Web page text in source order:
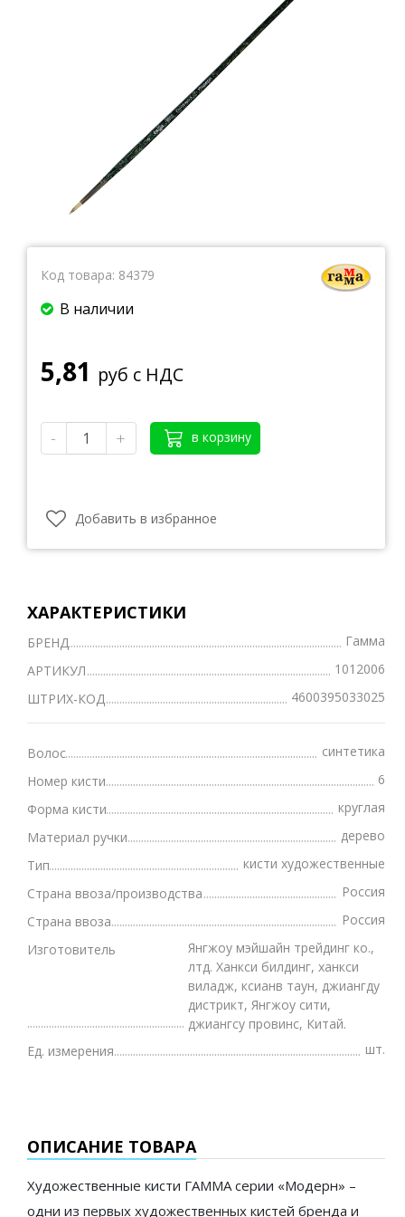
Ватманы, калька, бумага миллиметровая, форматки
Бумага для художественных и дизайнерских работ
Грамоты, дипломы, благодарности
Канцелярские книги, книги учета
Календари
Бумага писчая, газетная, копирка
Бумага в рулоне и стопе
Код товара: 84379
В наличии
5,81 руб с НДС
- + в корзину
Добавить в избранное
ХАРАКТЕРИСТИКИ
БРЕНД
Гамма
АРТИКУЛ
1012006
ШТРИХ-КОД
4600395033025
Волос
синтетика
Номер кисти
6
Форма кисти
круглая
Материал ручки
дерево
Тип
кисти художественные
Страна ввоза/производства
Россия
Страна ввоза
Россия
Изготовитель
Янгжоу мэйшайн трейдинг ко.,
лтд. Ханкси билдинг, ханкси
виладж, ксианв таун, джиангду
дистрикт, Янгжоу сити,
джиангсу провинс, Китай.
Ед. измерения
шт.
ОПИСАНИЕ ТОВАРА
Художественные кисти ГАММА серии «Модерн» –
одни из первых художественных кистей бренда и